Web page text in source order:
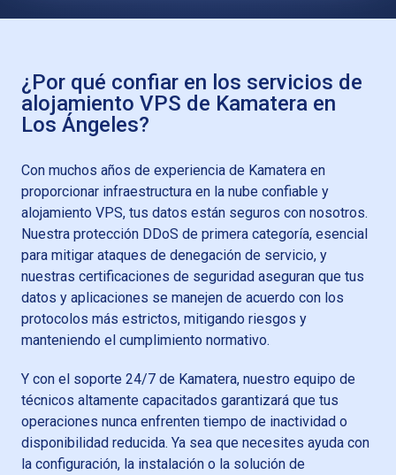
¿Por qué confiar en los servicios de
alojamiento VPS de Kamatera en
Los Ángeles?
Con muchos años de experiencia de Kamatera en
proporcionar infraestructura en la nube confiable y
alojamiento VPS, tus datos están seguros con nosotros.
Nuestra protección DDoS de primera categoría, esencial
para mitigar ataques de denegación de servicio, y
nuestras certificaciones de seguridad aseguran que tus
datos y aplicaciones se manejen de acuerdo con los
protocolos más estrictos, mitigando riesgos y
manteniendo el cumplimiento normativo.
Y con el soporte 24/7 de Kamatera, nuestro equipo de
técnicos altamente capacitados garantizará que tus
operaciones nunca enfrenten tiempo de inactividad o
disponibilidad reducida. Ya sea que necesites ayuda con
la configuración, la instalación o la solución de